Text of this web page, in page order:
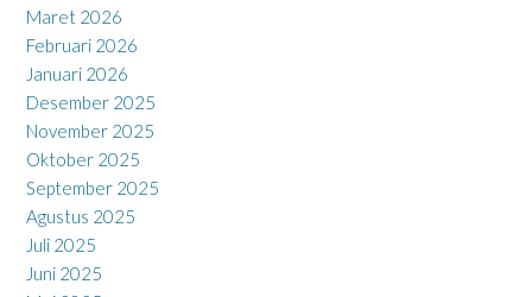
Maret 2026
Februari 2026
Januari 2026
Desember 2025
November 2025
Oktober 2025
September 2025
Agustus 2025
Juli 2025
Juni 2025